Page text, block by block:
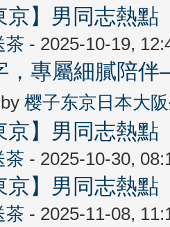
京】男同志熱
茶 - 2025-10-19,
，專屬細膩陪
樱子东京日本大
京】男同志熱
茶 - 2025-10-30,
京】男同志熱
茶 - 2025-11-08,